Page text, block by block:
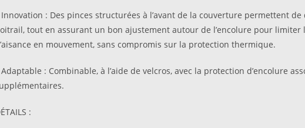
Innovation : Des pinces structurées à l’avant de la couverture permettent
tout en assurant un bon ajustement autour de l’encolure pour
en mouvement, sans compromis sur la protection thermique.
Adaptable : Combinable, à l’aide de velcros, avec la protection d’encolure
: